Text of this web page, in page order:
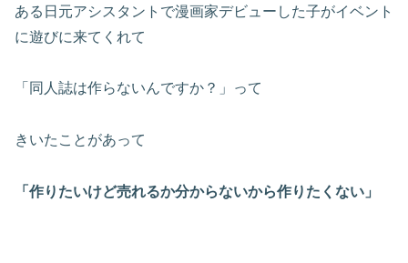
ある日元アシスタントで漫画家デビューした子がイベント
に遊びに来てくれて
「同人誌は作らないんですか？」って
きいたことがあって
「作りたいけど売れるか分からないから作りたくない」